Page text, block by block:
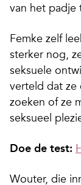
van het padje
Femke zelf
sterker nog,
seksuele
verteld dat
zoeken of ze
seksueel
Doe de test:
Wouter, die